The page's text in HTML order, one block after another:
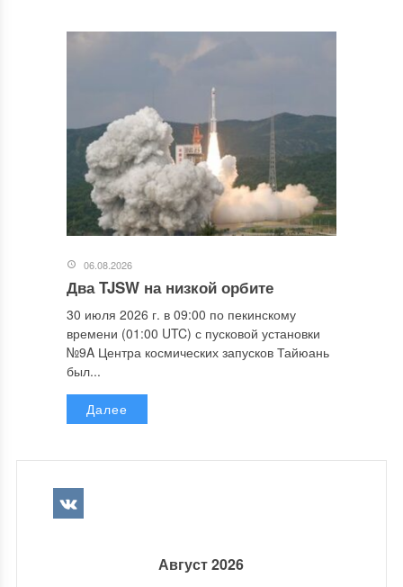
06.08.2026
Два TJSW на низкой орбите
30 июля 2026 г. в 09:00 по пекинскому
времени (01:00 UTC) с пусковой установки
№9A Центра космических запусков Тайюань
был...
Далее
Август 2026